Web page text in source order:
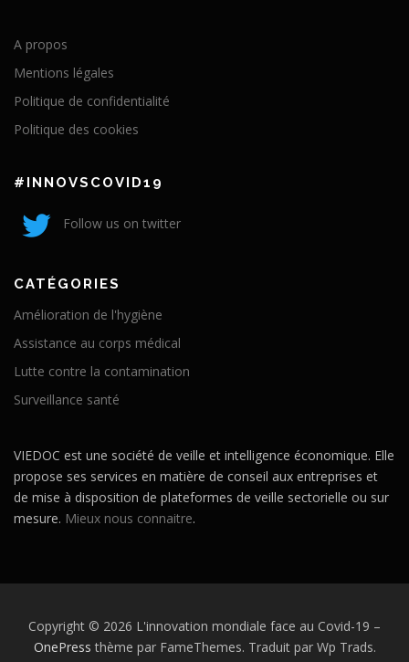
A propos
Mentions légales
Politique de confidentialité
Politique des cookies
#INNOVSCOVID19
Follow us on twitter
CATÉGORIES
Amélioration de l'hygiène
Assistance au corps médical
Lutte contre la contamination
Surveillance santé
VIEDOC est une société de veille et intelligence économique. Elle
propose ses services en matière de conseil aux entreprises et
de mise à disposition de plateformes de veille sectorielle ou sur
mesure. Mieux nous connaitre.
Copyright © 2026 L'innovation mondiale face au Covid-19 –
OnePress thème par FameThemes. Traduit par Wp Trads.